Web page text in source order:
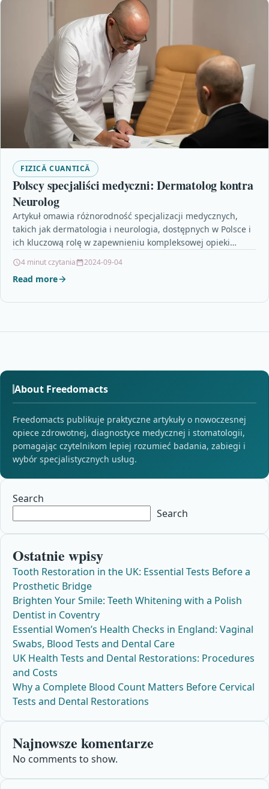
FIZICĂ CUANTICĂ
Polscy specjaliści medyczni: Dermatolog kontra
Neurolog
Artykuł omawia różnorodność specjalizacji medycznych,
takich jak dermatologia i neurologia, dostępnych w Polsce i
ich kluczową rolę w zapewnieniu kompleksowej opieki
4 minut czytania 2024-09-04
Read more
About Freedomacts
Freedomacts publikuje praktyczne artykuły o nowoczesnej
opiece zdrowotnej, diagnostyce medycznej i stomatologii,
pomagając czytelnikom lepiej rozumieć badania, zabiegi i
wybór specjalistycznych usług.
Search
Search
Ostatnie wpisy
Tooth Restoration in the UK: Essential Tests Before a
Prosthetic Bridge
Brighten Your Smile: Teeth Whitening with a Polish
Dentist in Coventry
Essential Women’s Health Checks in England: Vaginal
Swabs, Blood Tests and Dental Care
UK Health Tests and Dental Restorations: Procedures
and Costs
Why a Complete Blood Count Matters Before Cervical
Tests and Dental Restorations
Najnowsze komentarze
No comments to show.